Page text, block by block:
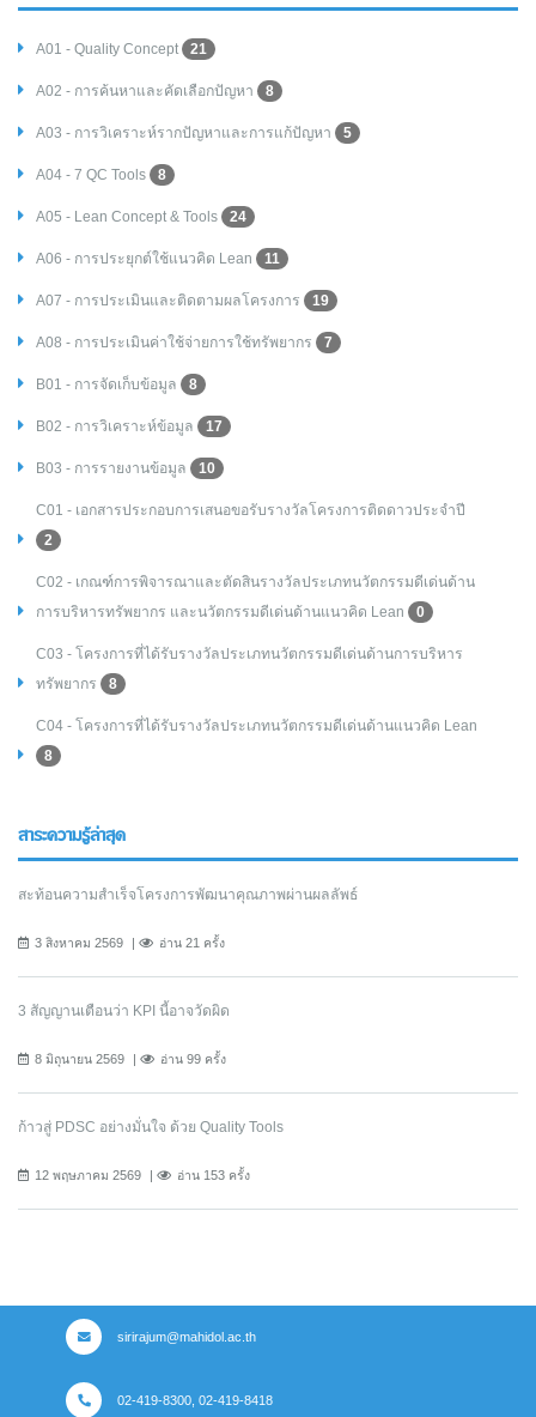
A01 - Quality Concept 21
A02 - การค้นหาและคัดเลือกปัญหา 8
A03 - การวิเคราะห์รากปัญหาและการแก้ปัญหา 5
A04 - 7 QC Tools 8
A05 - Lean Concept & Tools 24
A06 - การประยุกต์ใช้แนวคิด Lean 11
A07 - การประเมินและติดตามผลโครงการ 19
A08 - การประเมินค่าใช้จ่ายการใช้ทรัพยากร 7
B01 - การจัดเก็บข้อมูล 8
B02 - การวิเคราะห์ข้อมูล 17
B03 - การรายงานข้อมูล 10
C01 - เอกสารประกอบการเสนอขอรับรางวัลโครงการติดดาวประจำปี
2
C02 - เกณฑ์การพิจารณาและตัดสินรางวัลประเภทนวัตกรรมดีเด่นด้าน
การบริหารทรัพยากร และนวัตกรรมดีเด่นด้านแนวคิด Lean
0
C03 - โครงการที่ได้รับรางวัลประเภทนวัตกรรมดีเด่นด้านการบริหาร
ทรัพยากร
8
C04 - โครงการที่ได้รับรางวัลประเภทนวัตกรรมดีเด่นด้านแนวคิด Lean
8
สาระความรู้ล่าสุด
สะท้อนความสำเร็จโครงการพัฒนาคุณภาพผ่านผลลัพธ์
3 สิงหาคม 2569 อ่าน 21 ครั้ง
3 สัญญานเตือนว่า KPI นี้อาจวัดผิด
8 มิถุนายน 2569 อ่าน 99 ครั้ง
ก้าวสู่ PDSC อย่างมั่นใจ ด้วย Quality Tools
12 พฤษภาคม 2569 อ่าน 153 ครั้ง
sirirajum@mahidol.ac.th
02-419-8300, 02-419-8418